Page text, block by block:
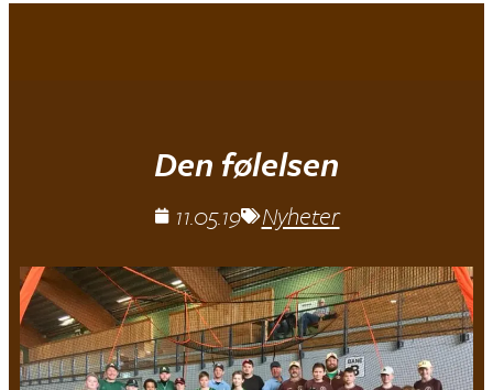
Den følelsen
11.05.19 Nyheter